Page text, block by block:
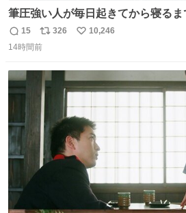
筆圧強い人が毎日起きてから寝る
とこうなる。 異常事態です。
返
信
15
リ
ポ
ト
数
326
い
数
10,246
14時間前